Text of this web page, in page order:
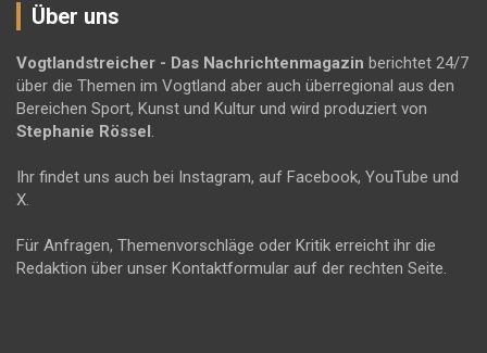
Über uns
Vogtlandstreicher - Das Nachrichtenmagazin berichtet 24/7
über die Themen im Vogtland aber auch überregional aus den
Bereichen Sport, Kunst und Kultur und wird produziert von
Stephanie Rössel
Ihr findet uns auch bei Instagram, auf Facebook, YouTube und
X.
Für Anfragen, Themenvorschläge oder Kritik erreicht ihr die
Redaktion über unser Kontaktformular auf der rechten Seite.